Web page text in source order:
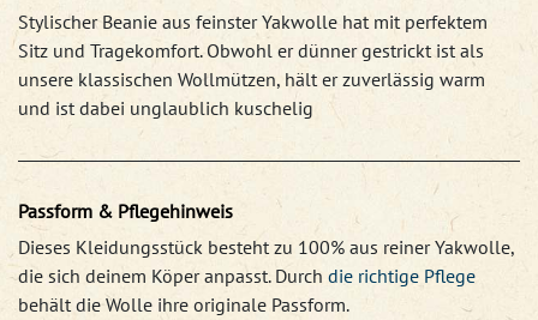
Stylischer Beanie aus feinster Yakwolle hat mit perfektem
Sitz und Tragekomfort. Obwohl er dünner gestrickt ist als
unsere klassischen Wollmützen, hält er zuverlässig warm
und ist dabei unglaublich kuschelig
Passform & Pflegehinweis
Dieses Kleidungsstück besteht zu 100% aus reiner Yakwolle,
die sich deinem Köper anpasst. Durch die richtige Pflege
behält die Wolle ihre originale Passform.